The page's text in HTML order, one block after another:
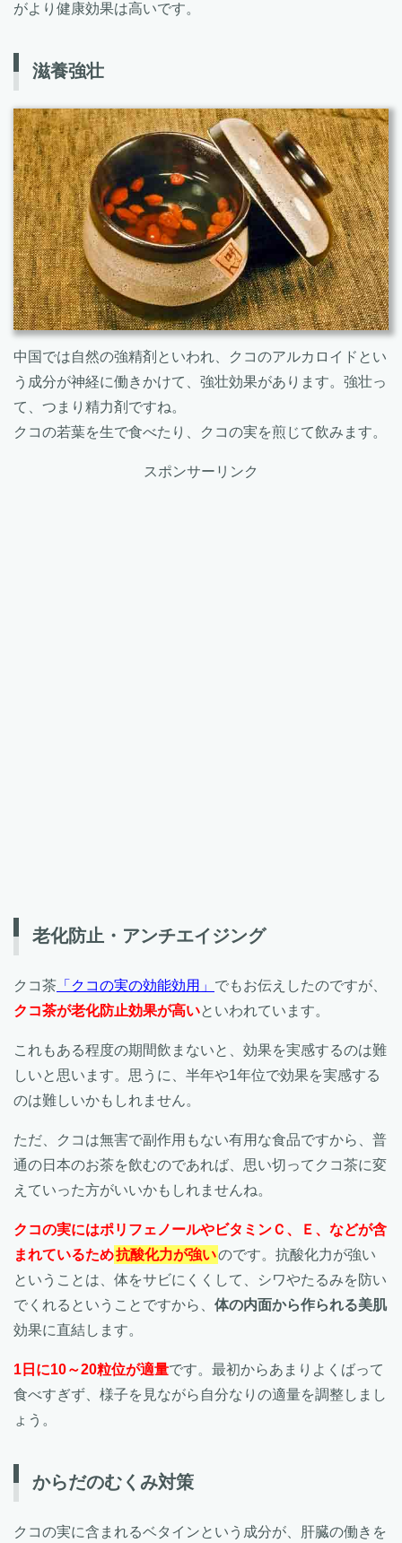
がより健康効果は高いです。
滋養強壮
中国では自然の強精剤といわれ、クコのアルカロイドとい
う成分が神経に働きかけて、強壮効果があります。強壮っ
て、つまり精力剤ですね。
クコの若葉を生で食べたり、クコの実を煎じて飲みます。
スポンサーリンク
老化防止・アンチエイジング
クコ茶 「クコの実の効能効用」 でもお伝えしたのですが、
クコ茶が老化防止効果が高いといわれています。
これもある程度の期間飲まないと、効果を実感するのは難
しいと思います。思うに、半年や1年位で効果を実感する
のは難しいかもしれません。
ただ、クコは無害で副作用もない有用な食品ですから、普
通の日本のお茶を飲むのであれば、思い切ってクコ茶に変
えていった方がいいかもしれませんね。
クコの実にはポリフェノールやビタミンＣ、Ｅ、などが含
まれているため抗酸化力が強いのです。抗酸化力が強い
ということは、体をサビにくくして、シワやたるみを防い
でくれるということですから、 体の内面から作られる美肌
効果に直結します。
1日に10～20粒位が適量です。最初からあまりよくばって
食べすぎず、様子を見ながら自分なりの適量を調整しまし
ょう。
からだのむくみ対策
クコの実に含まれるベタインという成分が、肝臓の働きを